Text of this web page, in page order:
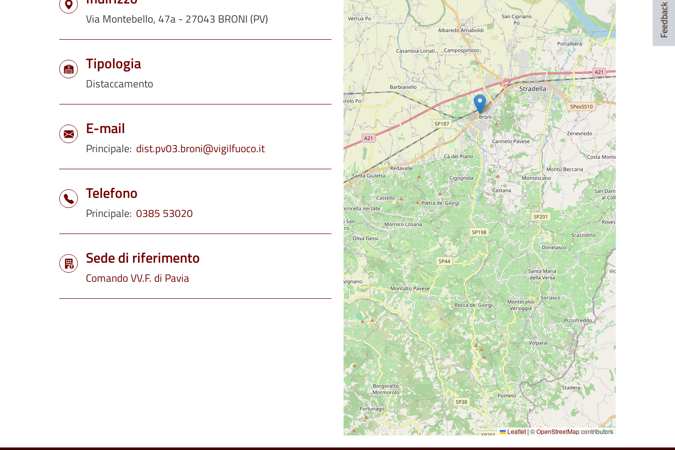
Via Montebello, 47a - 27043 BRONI (PV)
Tipologia
Distaccamento
E-mail
Principale dist.pv03.broni@vigilfuoco.it
Telefono
Principale 0385 53020
Sede di riferimento
Comando VV.F. di Pavia
Leaflet |©OpenStreetMapcontributors
Feedback